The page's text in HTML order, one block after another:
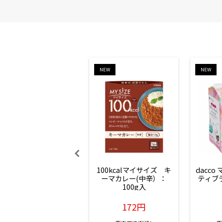
NEW
100kcalマイサイズ　キ
ーマカレー(中辛）：
100g入
172円
NEW
dacco
ティブ